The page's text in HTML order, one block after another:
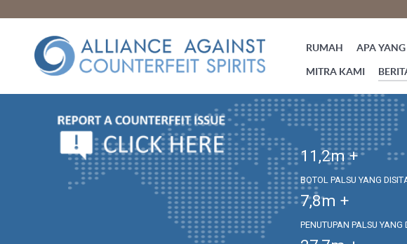
RUMAH APA
MITRA KAMI
11,2m +
BOTOL PALSU YANG
7,8m +
PENUTUPAN PALSU YANG